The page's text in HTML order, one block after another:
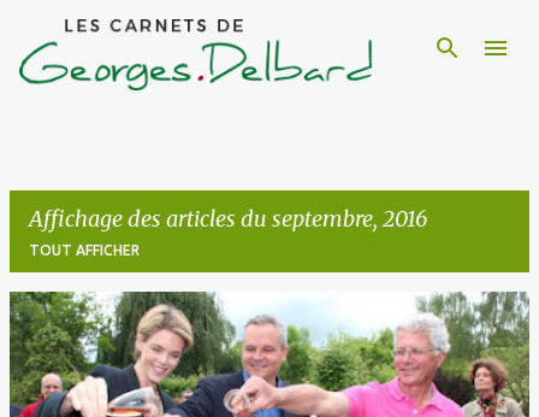
Accéder au contenu principal
Affichage des articles du septembre, 2016
TOUT AFFICHER
A
r
t